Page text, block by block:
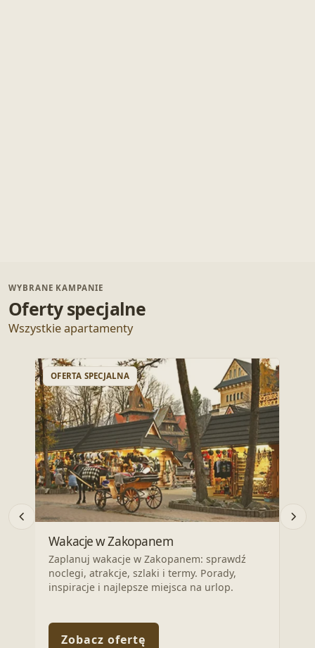
WYBRANE KAMPANIE
Oferty specjalne
Wszystkie apartamenty
OFERTA SPECJALNA
Wakacje w Zakopanem
Zaplanuj wakacje w Zakopanem: sprawdź
noclegi, atrakcje, szlaki i termy. Porady,
inspiracje i najlepsze miejsca na urlop.
Zobacz ofertę